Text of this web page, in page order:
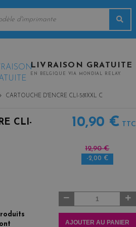
LIVRAISON GRATUITE
EN BELGIQUE VIA MONDIAL RELAY.
CARTOUCHE D'ENCRE CLI-581XXL C
CLI-
10,90 € TTC
12,90 €
-2,00 €
AJOUTER AU PANIER